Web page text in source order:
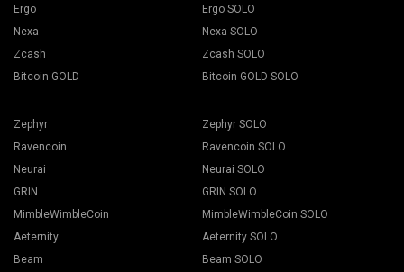
Ergo
Nexa
Zcash
Bitcoin GOLD
Ergo SOLO
Nexa SOLO
Zcash SOLO
Bitcoin GOLD SOLO
Zephyr
Ravencoin
Neurai
GRIN
MimbleWimbleCoin
Aeternity
Beam
Zephyr SOLO
Ravencoin SOLO
Neurai SOLO
GRIN SOLO
MimbleWimbleCoin SOLO
Aeternity SOLO
Beam SOLO